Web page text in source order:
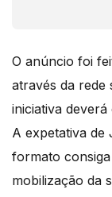
O anúncio foi
através da rede
iniciativa
A expetativa de
formato
mobilização da